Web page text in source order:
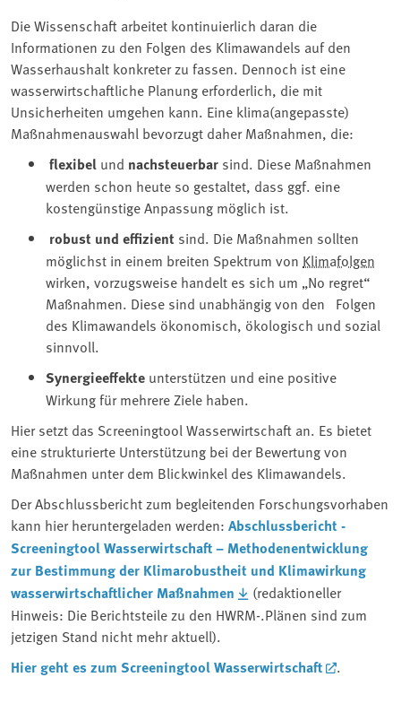
Die Wissenschaft arbeitet kontinuierlich daran die
Informationen zu den Folgen des Klimawandels auf den
Wasserhaushalt konkreter zu fassen. Dennoch ist eine
wasserwirtschaftliche Planung erforderlich, die mit
Unsicherheiten umgehen kann. Eine klima(angepasste)
Maßnahmenauswahl bevorzugt daher Maßnahmen, die:
flexibel und nachsteuerbar sind. Diese Maßnahmen
werden schon heute so gestaltet, dass ggf. eine
kostengünstige Anpassung möglich ist.
robust und effizient sind. Die Maßnahmen sollten
möglichst in einem breiten Spektrum von Klimafolgen
wirken, vorzugsweise handelt es sich um „No regret“
Maßnahmen. Diese sind unabhängig von den Folgen
des Klimawandels ökonomisch, ökologisch und sozial
sinnvoll.
Synergieeffekte unterstützen und eine positive
Wirkung für mehrere Ziele haben.
Hier setzt das Screeningtool Wasserwirtschaft an. Es bietet
eine strukturierte Unterstützung bei der Bewertung von
Maßnahmen unter dem Blickwinkel des Klimawandels.
Der Abschlussbericht zum begleitenden Forschungsvorhaben
kann hier heruntergeladen werden: Abschlussbericht -
Screeningtool Wasserwirtschaft – Methodenentwicklung
zur Bestimmung der Klimarobustheit und Klimawirkung
wasserwirtschaftlicher Maßnahmen
(redaktioneller
Hinweis: Die Berichtsteile zu den HWRM-.Plänen sind zum
jetzigen Stand nicht mehr aktuell).
Hier geht es zum Screeningtool Wasserwirtschaft .